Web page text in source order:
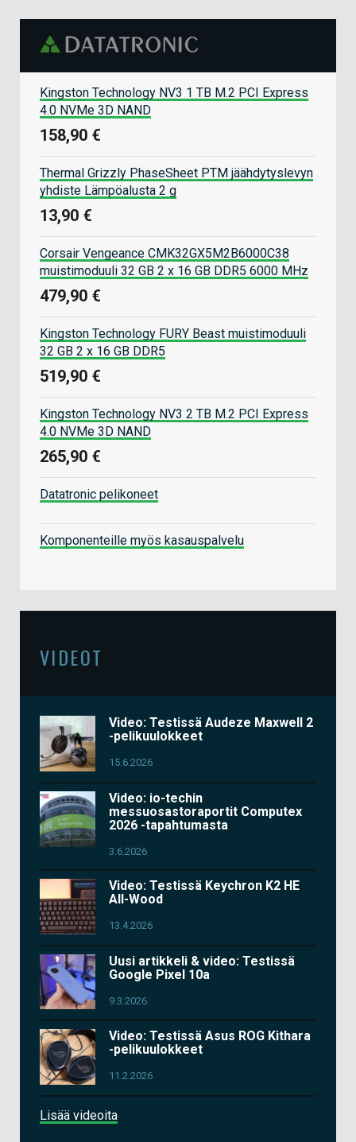
Kingston Technology NV3 1 TB M.2 PCI Express
4.0 NVMe 3D NAND
158,90 €
Thermal Grizzly PhaseSheet PTM jäähdytyslevyn
yhdiste Lämpöalusta 2 g
13,90 €
Corsair Vengeance CMK32GX5M2B6000C38
muistimoduuli 32 GB 2 x 16 GB DDR5 6000 MHz
479,90 €
Kingston Technology FURY Beast muistimoduuli
32 GB 2 x 16 GB DDR5
519,90 €
Kingston Technology NV3 2 TB M.2 PCI Express
4.0 NVMe 3D NAND
265,90 €
Datatronic pelikoneet
Komponenteille myös kasauspalvelu
VIDEOT
Video: Testissä Audeze Maxwell 2
-pelikuulokkeet
15.6.2026
Video: io-techin
messuosastoraportit Computex
2026 -tapahtumasta
3.6.2026
Video: Testissä Keychron K2 HE
All-Wood
13.4.2026
Uusi artikkeli & video: Testissä
Google Pixel 10a
9.3.2026
Video: Testissä Asus ROG Kithara
-pelikuulokkeet
11.2.2026
Lisää videoita